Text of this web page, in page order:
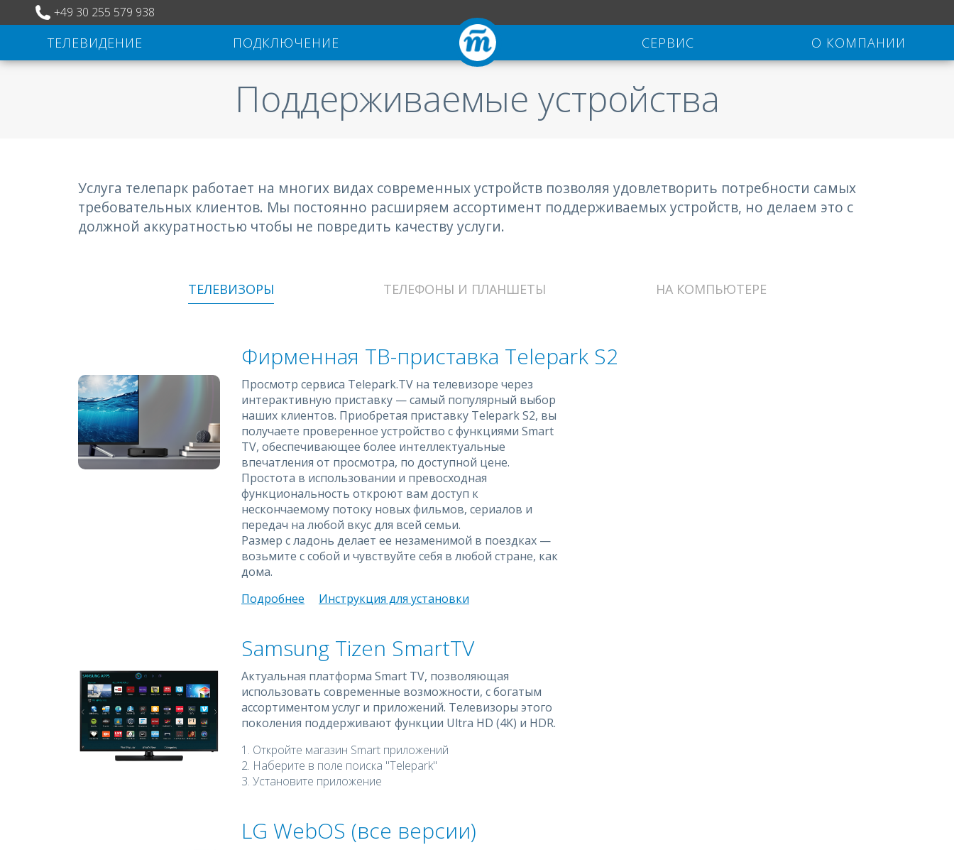
+49 30 255 579 938
ТЕЛЕВИДЕНИЕ ПОДКЛЮЧЕНИЕ СЕРВИС О КОМПАНИИ
Поддерживаемые устройства
Услуга телепарк работает на многих видах современных устройств позволяя удовлетворить потребности самых
требовательных клиентов. Мы постоянно расширяем ассортимент поддерживаемых устройств, но делаем это с
должной аккуратностью чтобы не повредить качеству услуги.
ТЕЛЕВИЗОРЫ ТЕЛЕФОНЫ И ПЛАНШЕТЫ НА КОМПЬЮТЕРЕ
Фирменная ТВ-приставка Telepark S2
Просмотр сервиса Telepark.TV на телевизоре через
интерактивную приставку — самый популярный выбор
наших клиентов. Приобретая приставку Telepark S2, вы
получаете проверенное устройство с функциями Smart
TV, обеспечивающее более интеллектуальные
впечатления от просмотра, по доступной цене.
Простота в использовании и превосходная
функциональность откроют вам доступ к
нескончаемому потоку новых фильмов, сериалов и
передач на любой вкус для всей семьи.
Размер с ладонь делает ее незаменимой в поездках —
возьмите с собой и чувствуйте себя в любой стране, как
дома.
Подробнее
Инструкция для установки
Samsung Tizen SmartTV
Актуальная платформа Smart TV, позволяющая
использовать современные возможности, с богатым
ассортиментом услуг и приложений. Телевизоры этого
поколения поддерживают функции Ultra HD (4K) и HDR.
Откройте магазин Smart приложений
Наберите в поле поиска "Telepark"
Установите приложение
LG WebOS (все версии)